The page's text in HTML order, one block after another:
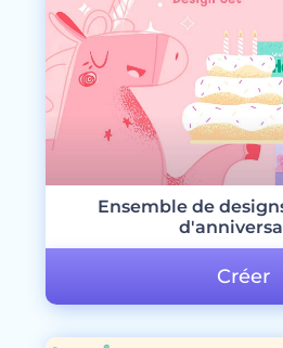
Ensemble de
Créer